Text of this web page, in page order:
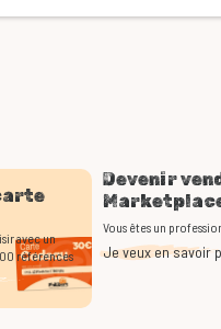
avec un
références
Devenir
Vous êtes un
Je veux en savoir